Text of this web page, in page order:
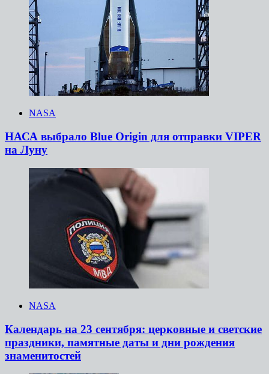
NASA
НАСА выбрало Blue Origin для отправки VIPER
на Луну
NASA
Календарь на 23 сентября: церковные и светские
праздники, памятные даты и дни рождения
знаменитостей